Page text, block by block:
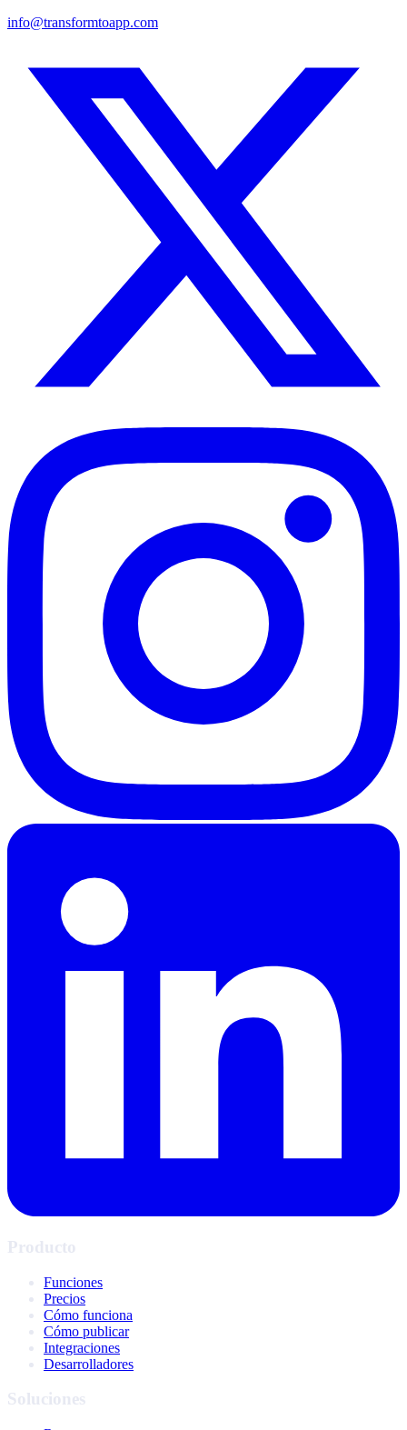
info@transformtoapp.com
Producto
Funciones
Precios
Cómo funciona
Cómo publicar
Integraciones
Desarrolladores
Soluciones